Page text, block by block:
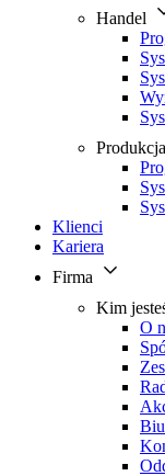
Handel
Klienci
Kariera
Firma
Kim
O